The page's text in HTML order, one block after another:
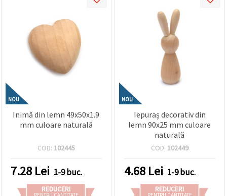
NOU
Inimă din lemn 49x50x1.9
mm culoare naturală
COD: 102445
7.28 Lei 1-9 buc.
REDUCERI
NOU
Iepuraș decorativ din
lemn 90x25 mm culoare
naturală
COD: 102449
4.68 Lei 1-9 buc.
REDUCERI